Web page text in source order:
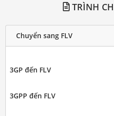
TRÌNH
Chuyển sang FLV
3GP đến FLV
3GPP đến FLV